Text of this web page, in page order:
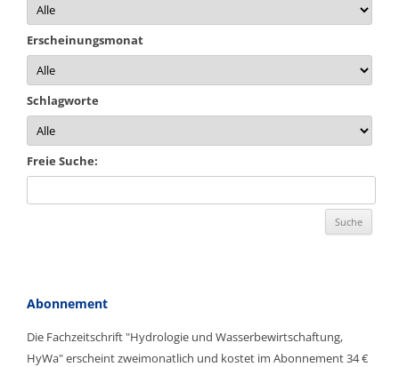
Erscheinungsmonat
Schlagworte
Freie Suche:
Abonnement
Die Fachzeitschrift "Hydrologie und Wasserbewirtschaftung,
HyWa" erscheint zweimonatlich und kostet im Abonnement 34 €